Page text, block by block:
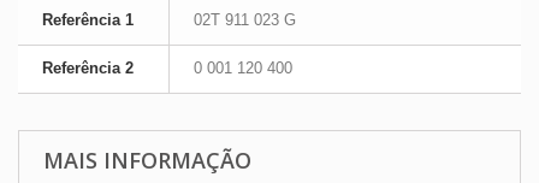
Referência 1 02T 911 023 G
Referência 2 0 001 120 400
MAIS INFORMAÇÃO